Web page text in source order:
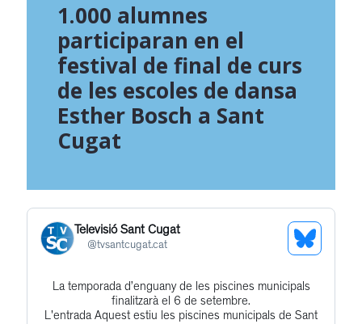
1.000 alumnes
participaran en el
festival de final de curs
de les escoles de dansa
Esther Bosch a Sant
Cugat
Televisió Sant Cugat
@tvsantcugat.cat
See
Profile
Get
to
La temporada d’enguany de les piscines municipals
finalitzarà el 6 de setembre.
L'entrada Aquest estiu les piscines municipals de Sant